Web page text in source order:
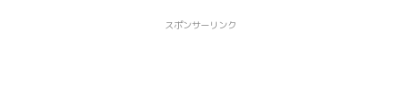
スポンサーリンク